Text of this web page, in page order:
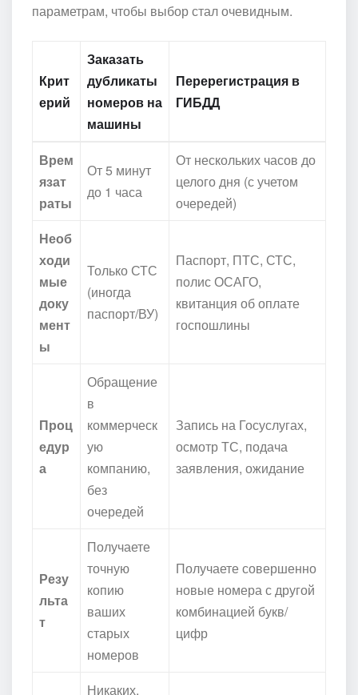
параметрам, чтобы выбор стал очевидным.
Крит
ерий
Заказать
дубликаты
номеров на
машины
Перерегистрация в
ГИБДД
Врем
язат
раты
От 5 минут
до 1 часа
От нескольких часов до
целого дня (с учетом
очередей)
Необ
ходи
мые
доку
мент
ы
Только СТС
(иногда
паспорт/ВУ)
Паспорт, ПТС, СТС,
полис ОСАГО,
квитанция об оплате
госпошлины
Проц
едур
а
Обращение
в
коммерческ
ую
компанию,
без
очередей
Запись на Госуслугах,
осмотр ТС, подача
заявления, ожидание
Резу
льта
т
Получаете
точную
копию
ваших
старых
номеров
Получаете совершенно
новые номера с другой
комбинацией букв/
цифр
Никаких.